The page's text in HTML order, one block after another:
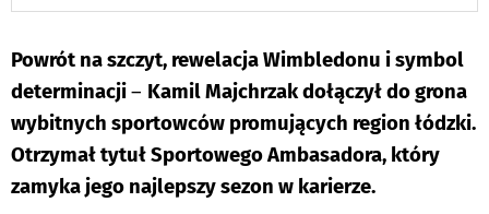
Powrót na szczyt, rewelacja Wimbledonu i symbol
determinacji– Kamil Majchrzak dołączył do grona
wybitnych sportowców promujących region łódzki.
Otrzymał tytuł Sportowego Ambasadora, który
zamyka jego najlepszy sezon w karierze.